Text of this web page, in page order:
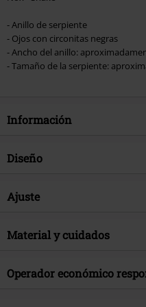
- Anillo de serpiente
- Ojos con circonitas negras
- Ancho del anillo:
- Tamaño de la serpiente:
Información
Artículo no.
Brand
Sexo
Diseño
Tipo de producto
Ajuste
Parte del cuerpo
Material y cuidados
Material Externo
Operador económico